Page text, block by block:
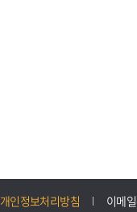
개인정보처리방침 이메